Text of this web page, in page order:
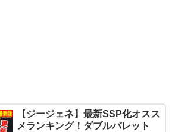
【ジージェネ】最新SSP化オスス
メランキング！ダブルバレット